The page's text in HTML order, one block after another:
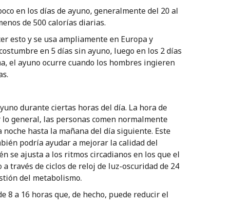
en los días de ayuno, generalmente del 20 al
de 500 calorías diarias.
esto y se usa ampliamente en Europa y
en 5 días sin ayuno, luego en los 2 días
el ayuno ocurre cuando los hombres ingieren
durante ciertas horas del día. La hora de
general, las personas comen normalmente
hasta la mañana del día siguiente. Este
podría ayudar a mejorar la calidad del
se ajusta a los ritmos circadianos en los que el
través de ciclos de reloj de luz-oscuridad de 24
del metabolismo.
a 16 horas que, de hecho, puede reducir el